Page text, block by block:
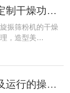
哪些物料适用干燥筛分
振筛粉机的干燥
，造型美…
的操作要点